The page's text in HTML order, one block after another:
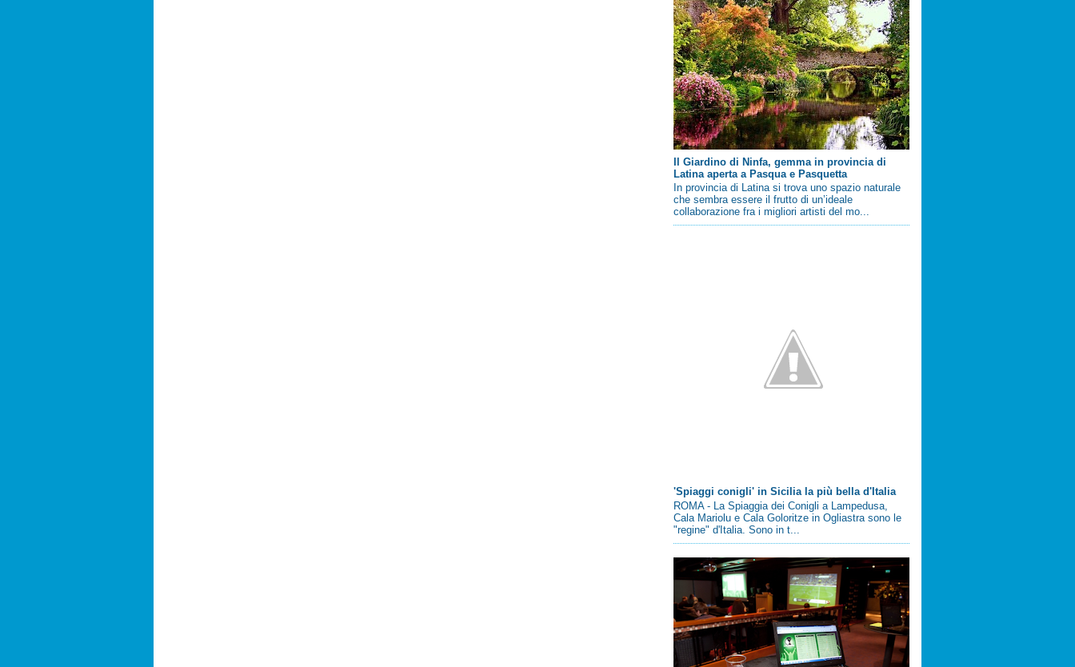
Il Giardino di Ninfa, gemma in provincia di
Latina aperta a Pasqua e Pasquetta
In provincia di Latina si trova uno spazio naturale
che sembra essere il frutto di un’ideale
collaborazione fra i migliori artisti del mo...
'Spiaggi conigli' in Sicilia la più bella d'Italia
ROMA - La Spiaggia dei Conigli a Lampedusa,
Cala Mariolu e Cala Goloritze in Ogliastra sono le
"regine" d'Italia. Sono in t...